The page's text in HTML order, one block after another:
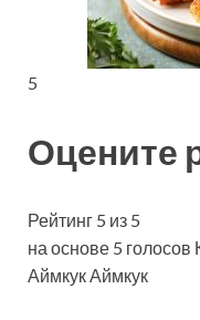
5
Оцените
Рейтинг 5 из 5
на основе 5 голосов
Аймкук Аймкук